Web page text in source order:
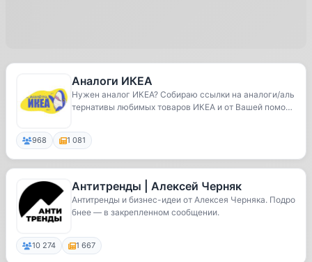
Аналоги ИКЕА
Нужен аналог ИКЕА? Собираю ссылки на аналоги/аль
тернативы любимых товаров ИКЕА и от Вашей помощ
968 1 081
Антитренды | Алексей Черняк
Антитренды и бизнес-идеи от Алексея Черняка. Подро
бнее — в закрепленном сообщении.
10 274 1 667